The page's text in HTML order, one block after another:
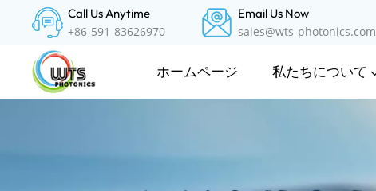
Call Us Anytime
+86-591-83626970
Email Us Now
sales@wts-photonics.com
ホームページ 私たちについて